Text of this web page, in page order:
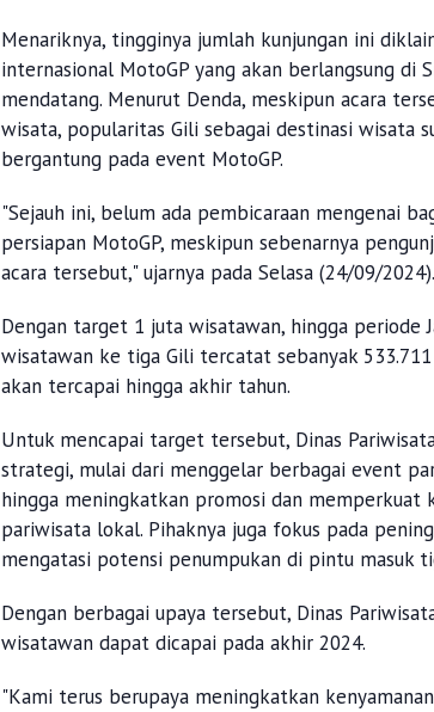
Menariknya, tingginya jumlah kunjungan ini
internasional MotoGP yang akan berlangsung
mendatang. Menurut Denda, meskipun acara
wisata, popularitas Gili sebagai destinasi wisata
bergantung pada event MotoGP.
"Sejauh ini, belum ada pembicaraan mengenai
persiapan MotoGP, meskipun sebenarnya
acara tersebut," ujarnya pada Selasa (24/09/2024).
Dengan target 1 juta wisatawan, hingga periode
wisatawan ke tiga Gili tercatat sebanyak
akan tercapai hingga akhir tahun.
Untuk mencapai target tersebut, Dinas
strategi, mulai dari menggelar berbagai event
hingga meningkatkan promosi dan memperkuat
pariwisata lokal. Pihaknya juga fokus pada
mengatasi potensi penumpukan di pintu masuk
Dengan berbagai upaya tersebut, Dinas
wisatawan dapat dicapai pada akhir 2024.
"Kami terus berupaya meningkatkan